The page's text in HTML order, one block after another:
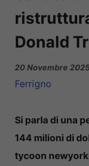
Donald
20 Novembre
Ferrigno
Si parla di una
144 milioni di
tycoon